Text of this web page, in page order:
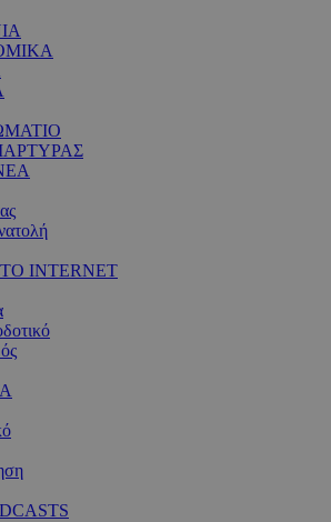
INTERNET